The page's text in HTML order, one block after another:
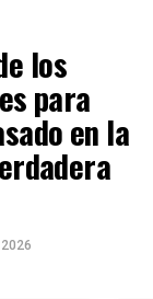
pidió
petroleros
los
para
en la